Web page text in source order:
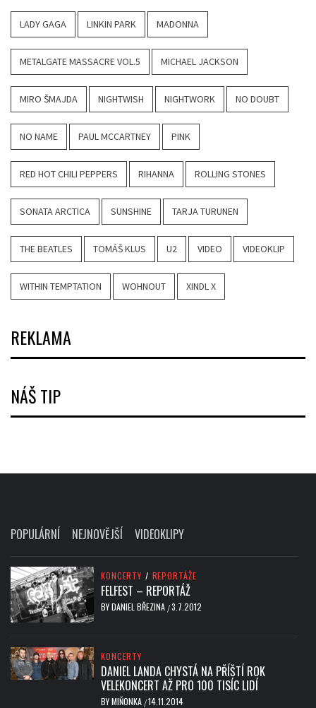
LADY GAGA LINKIN PARK MADONNA
METALGATE MASSACRE VOL.5 MICHAEL JACKSON
MIRO ŠMAJDA NIGHTWISH NIGHTWORK NO DOUBT
NO NAME PAUL MCCARTNEY PINK
RED HOT CHILI PEPPERS RIHANNA ROLLING STONES
SONATA ARCTICA SUNSHINE TARJA TURUNEN
THE BEATLES TOMÁŠ KLUS U2 VIDEO VIDEOKLIP
WITHIN TEMPTATION WOHNOUT XINDL X
REKLAMA
NÁŠ TIP
POPULÁRNÍ NEJNOVĚJŠÍ VIDEOKLIPY
KONCERTY / REPORTÁŽE
FELFEST – REPORTÁŽ
BYDANIEL BŘEZINA /3.7.2012
KONCERTY
DANIEL LANDA CHYSTÁ NA PŘÍŠTÍ ROK
VELEKONCERT AŽ PRO 100 TISÍC LIDÍ
BYMIŇONKA /14.11.2014